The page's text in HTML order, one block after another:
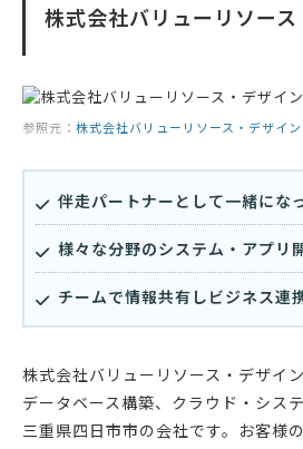
株式会社バリューリソー
参照元： 株式会社バリューリソース・デザイン
伴走パートナーとして一緒にな
様々な分野のシステム・アプリ
チームで情報共有しビジネス連
株式会社バリューリソース・デザイ
データベース構築、クラウド・シス
三重県四日市市の会社です。お客様